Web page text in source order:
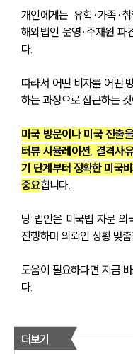
개인에게는 유학·가족·
해외법인 운영·주재원 파
다.
따라서 어떤 비자를 어떤
하는 과정으로 접근하는
미국 방문이나 미국 진출
터뷰 시뮬레이션, 결격사
기 단계부터 정확한 미국
중요합니다.
당 법인은 미국법 자문 외
진행하며 의뢰인 상황 맞
도움이 필요하다면 지금
다.
더보기